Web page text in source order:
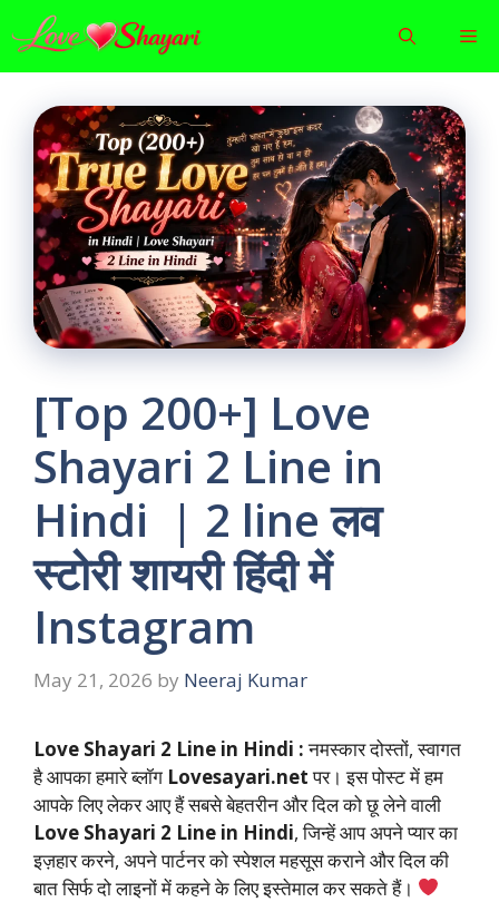
to
content
[Top 200+] Love
Shayari 2 Line in
Hindi | 2 line लव
स्टोरी शायरी हिंदी में
Instagram
May 21, 2026 by Neeraj Kumar
Love Shayari 2 Line in Hindi :नमस्कार दोस्तों, स्वागत
है आपका हमारे ब्लॉग Lovesayari.netपर। इस पोस्ट में हम
आपके लिए लेकर आए हैं सबसे बेहतरीन और दिल को छू लेने वाली
Love Shayari 2 Line in Hindi, जिन्हें आप अपने प्यार का
इज़हार करने, अपने पार्टनर को स्पेशल महसूस कराने और दिल की
बात सिर्फ दो लाइनों में कहने के लिए इस्तेमाल कर सकते हैं।